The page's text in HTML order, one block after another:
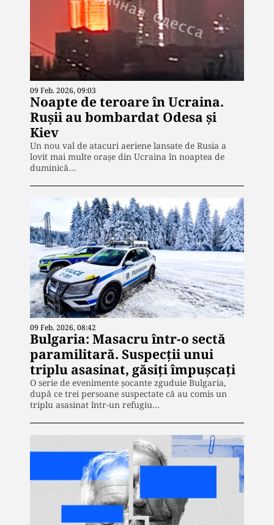
09 Feb. 2026, 09:03
Noapte de teroare în Ucraina.
Ruşii au bombardat Odesa şi
Kiev
Un nou val de atacuri aeriene lansate de Rusia a
lovit mai multe orașe din Ucraina în noaptea de
duminică…
09 Feb. 2026, 08:42
Bulgaria: Masacru într-o sectă
paramilitară. Suspecții unui
triplu asasinat, găsiți împușcați
O serie de evenimente șocante zguduie Bulgaria,
după ce trei persoane suspectate că au comis un
triplu asasinat într-un refugiu…